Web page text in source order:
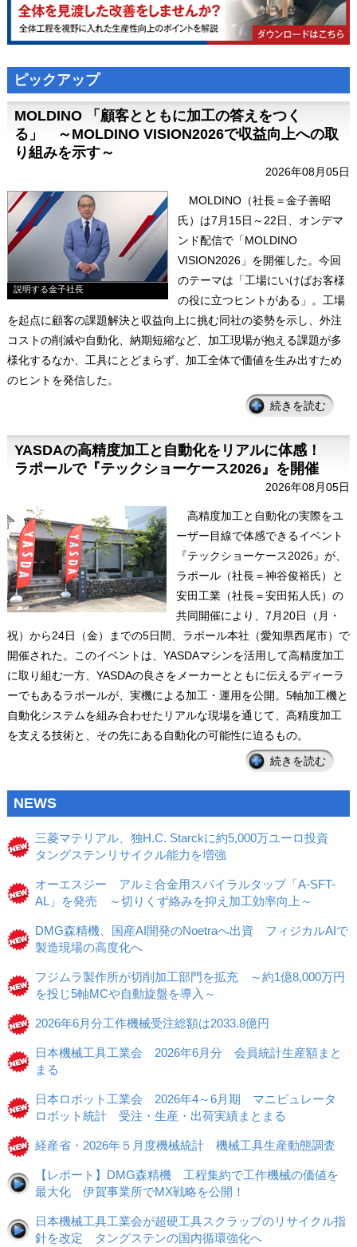
ピックアップ
MOLDINO 「顧客とともに加工の答えをつく
る」 ～MOLDINO VISION2026で収益向上への取
り組みを示す～
2026年08月05日
説明する金子社長
MOLDINO（社長＝金子善昭
氏）は7月15日～22日、オンデマ
ンド配信で「MOLDINO
VISION2026」を開催した。今回
のテーマは「工場にいけばお客様
の役に立つヒントがある」。工場
を起点に顧客の課題解決と収益向上に挑む同社の姿勢を示し、外注
コストの削減や自動化、納期短縮など、加工現場が抱える課題が多
様化するなか、工具にとどまらず、加工全体で価値を生み出すため
のヒントを発信した。
続きを読む
YASDAの高精度加工と自動化をリアルに体感！
ラポールで『テックショーケース2026』を開催
2026年08月05日
高精度加工と自動化の実際をユ
ーザー目線で体感できるイベント
『テックショーケース2026』が、
ラポール（社長＝神谷俊裕氏）と
安田工業（社長＝安田拓人氏）の
共同開催により、7月20日（月・
祝）から24日（金）までの5日間、ラポール本社（愛知県西尾市）で
開催された。このイベントは、YASDAマシンを活用して高精度加工
に取り組む一方、YASDAの良さをメーカーとともに伝えるディーラ
ーでもあるラポールが、実機による加工・運用を公開。5軸加工機と
自動化システムを組み合わせたリアルな現場を通じて、高精度加工
を支える技術と、その先にある自動化の可能性に迫るもの。
続きを読む
NEWS
三菱マテリアル、独H.C. Starckに約5,000万ユーロ投資
タングステンリサイクル能力を増強
オーエスジー アルミ合金用スパイラルタップ「A-SFT-
AL」を発売 ～切りくず絡みを抑え加工効率向上～
DMG森精機、国産AI開発のNoetraへ出資 フィジカルAIで
製造現場の高度化へ
フジムラ製作所が切削加工部門を拡充 ～約1億8,000万円
を投じ5軸MCや自動旋盤を導入～
2026年6月分工作機械受注総額は2033.8億円
日本機械工具工業会 2026年6月分 会員統計生産額まと
まる
日本ロボット工業会 2026年4～6月期 マニピュレータ
ロボット統計 受注・生産・出荷実績まとまる
経産省・2026年５月度機械統計 機械工具生産動態調査
【レポート】DMG森精機 工程集約で工作機械の価値を
最大化 伊賀事業所でMX戦略を公開！
日本機械工具工業会が超硬工具スクラップのリサイクル指
針を改定 タングステンの国内循環強化へ